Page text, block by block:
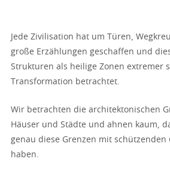
Jede Zivilisation hat um Türen,
große Erzählungen geschaffen und
Strukturen als heilige Zonen extremer
Transformation betrachtet.
Wir betrachten die architektonischen
Häuser und Städte und ahnen kaum,
genau diese Grenzen mit schützenden
haben.